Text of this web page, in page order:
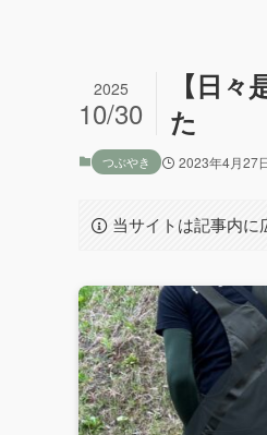
【日
た
2025
10/30
つぶやき 2023年4月27
当サイトは記事内に